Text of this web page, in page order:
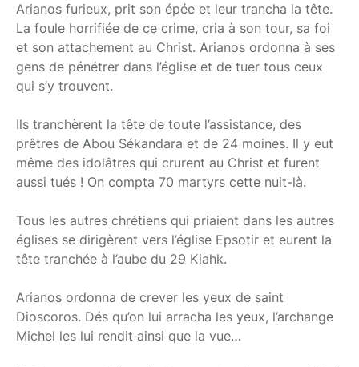
Arianos furieux, prit son épée et leur trancha la tête.
La foule horrifiée de ce crime, cria à son tour, sa foi
et son attachement au Christ. Arianos ordonna à ses
gens de pénétrer dans l’église et de tuer tous ceux
qui s’y trouvent.
Ils tranchèrent la tête de toute l’assistance, des
prêtres de Abou Sékandara et de 24 moines. Il y eut
même des idolâtres qui crurent au Christ et furent
aussi tués ! On compta 70 martyrs cette nuit-là.
Tous les autres chrétiens qui priaient dans les autres
églises se dirigèrent vers l’église Epsotir et eurent la
tête tranchée à l’aube du 29 Kiahk.
Arianos ordonna de crever les yeux de saint
Dioscoros. Dés qu’on lui arracha les yeux, l’archange
Michel les lui rendit ainsi que la vue…